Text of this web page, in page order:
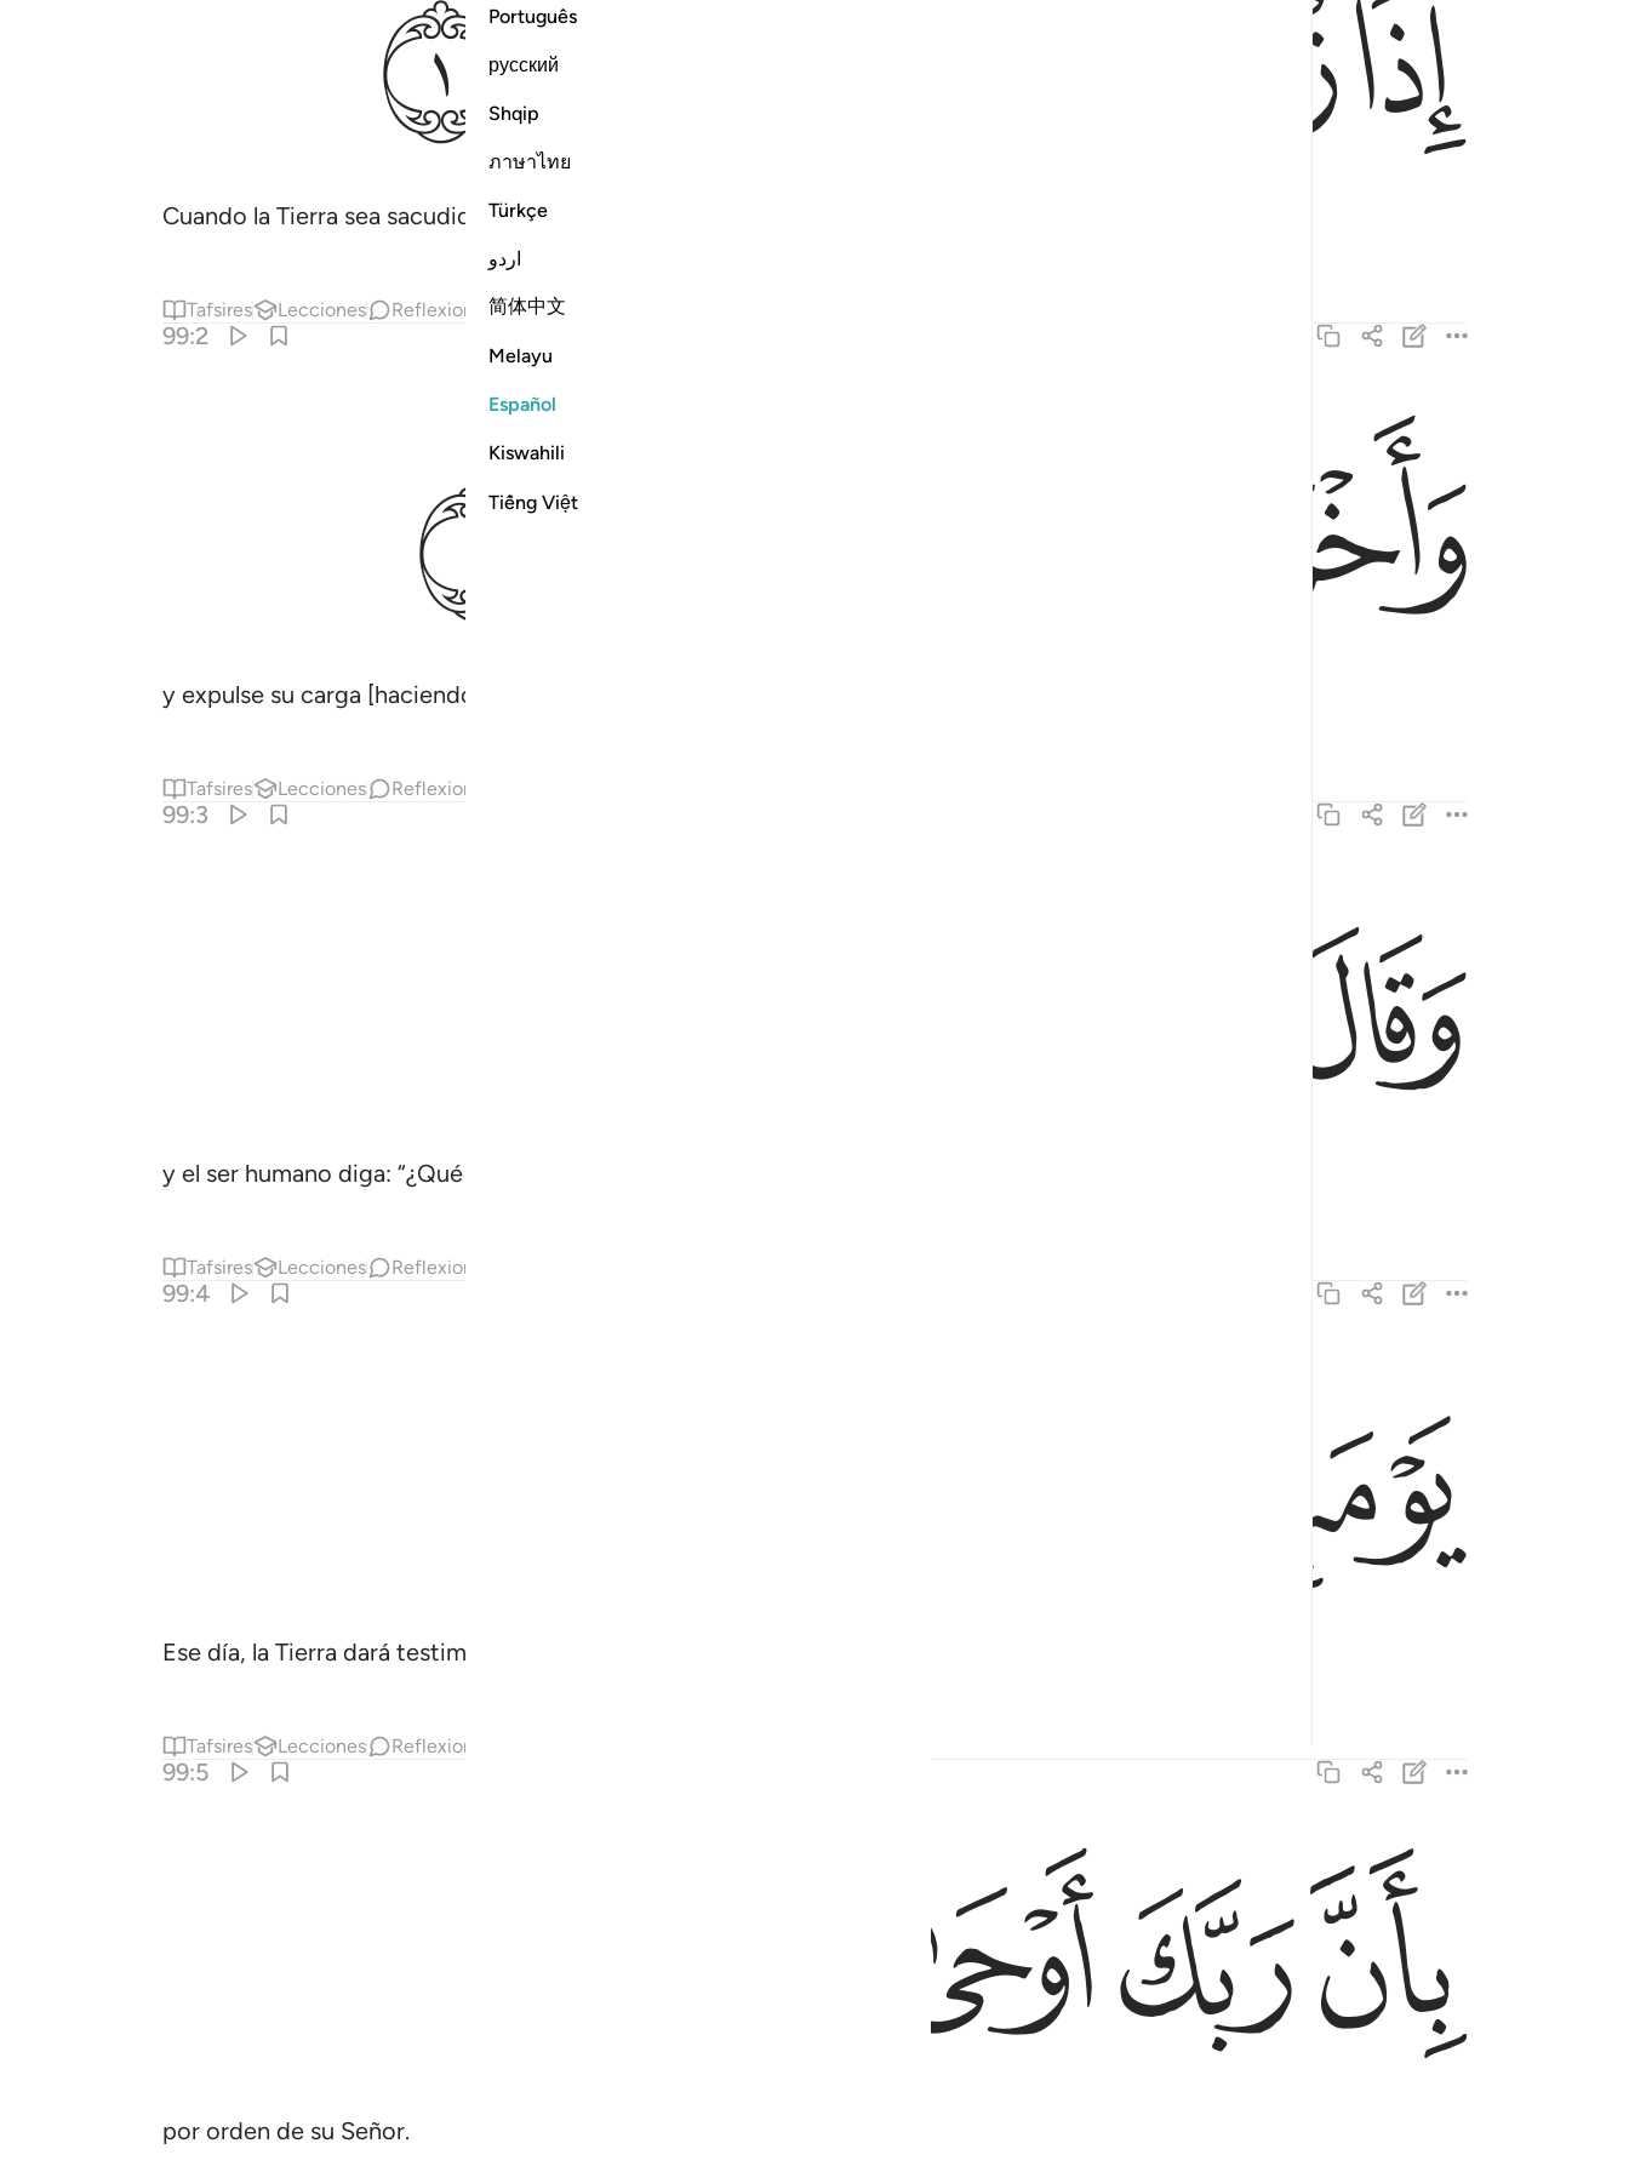
Português
русский
Shqip
ภาษาไทย
Türkçe
اردو
简体中文
Melayu
Español
Kiswahili
Tiếng Việt
ﱵﱶ ﱸﱹ
Cuando la Tierra sea sacudida por el gran terremoto,
Tafsires Lecciones Reflexiones.
99:2
واخرجت الارض اثقالها ٢
وَأَخْرَجَتِ ٱلْأَرْضُ أَثْقَالَهَا ٢
ﱺ ﱼﱽ
y expulse su carga [haciendo surgir a los muertos de sus tumbas],
Tafsires Lecciones Reflexiones.
99:3
وَقَالَ ٱلْإِنسَـٰنُ مَا لَهَا ٣
ﱾ
y el ser humano diga: “¿Qué le sucede a la Tierra?”
Tafsires Lecciones Reflexiones.
99:4
ﲃ
Ese día, la Tierra dará testimonio de todo cuanto sucedió sobre ella,
Tafsires Lecciones Reflexiones.
99:5
بان ربك اوحى لها ٥
بِأَنَّ رَبَّكَ أَوْحَىٰ لَهَا ٥
ﲇﲈﲉ
por orden de su Señor.